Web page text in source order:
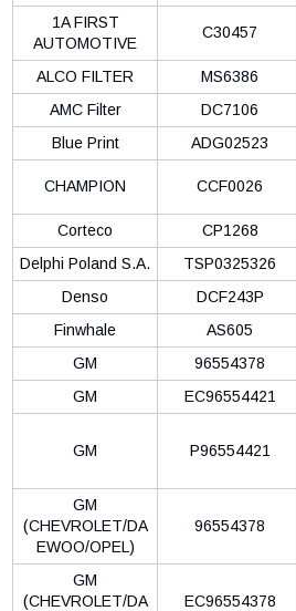
1A FIRST
AUTOMOTIVE
C30457
ALCO FILTER MS6386
AMC Filter
DC7106
Blue Print
ADG02523
CHAMPION CCF0026
Corteco CP1268
Delphi Poland S.А.
TSP0325326
Denso
DCF243P
Finwhale
AS605
GM
96554378
GM
EC96554421
GM P96554421
GM
(CHEVROLET/DA
EWOO/OPEL)
96554378
GM
(CHEVROLET/DA
EC96554378